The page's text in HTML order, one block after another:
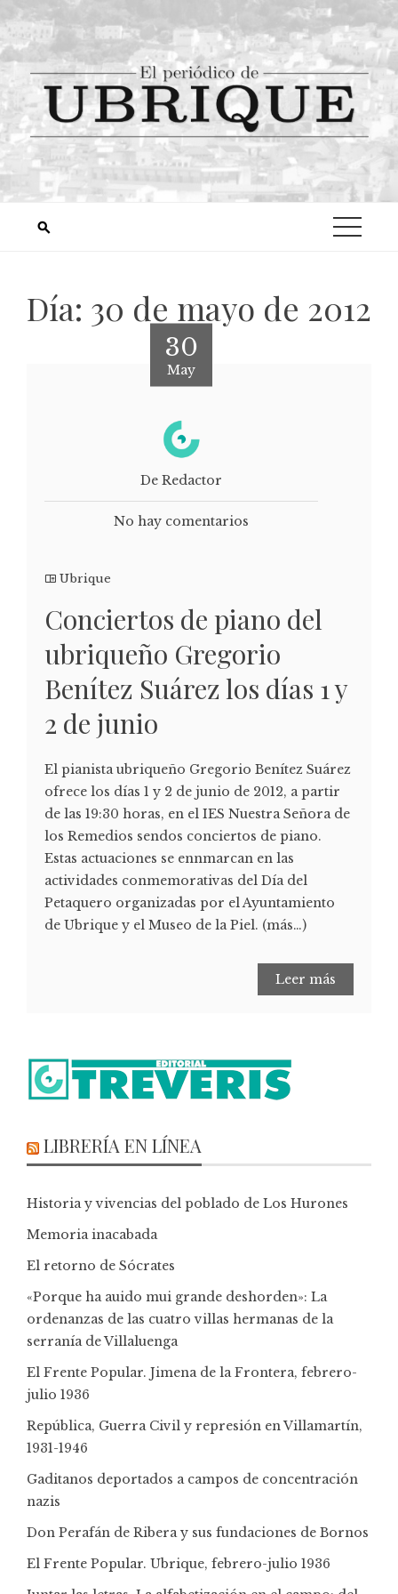
Día: 30 de mayo de 2012
30
May
De Redactor
No hay comentarios
Ubrique
Conciertos de piano del
ubriqueño Gregorio
Benítez Suárez los días 1 y
2 de junio
El pianista ubriqueño Gregorio Benítez Suárez
ofrece los días 1 y 2 de junio de 2012, a partir
de las 19:30 horas, en el IES Nuestra Señora de
los Remedios sendos conciertos de piano.
Estas actuaciones se ennmarcan en las
actividades conmemorativas del Día del
Petaquero organizadas por el Ayuntamiento
de Ubrique y el Museo de la Piel. (más…)
Leer más
LIBRERÍA EN LÍNEA
Historia y vivencias del poblado de Los Hurones
Memoria inacabada
El retorno de Sócrates
«Porque ha auido mui grande deshorden»: La
ordenanzas de las cuatro villas hermanas de la
serranía de Villaluenga
El Frente Popular. Jimena de la Frontera, febrero-
julio 1936
República, Guerra Civil y represión en Villamartín,
1931-1946
Gaditanos deportados a campos de concentración
nazis
Don Perafán de Ribera y sus fundaciones de Bornos
El Frente Popular. Ubrique, febrero-julio 1936